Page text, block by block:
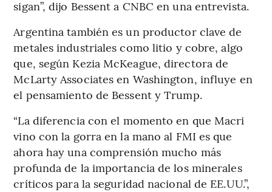
sigan”, dijo Bessent a CNBC en una entrevista.
Argentina también es un productor clave de
metales industriales como litio y cobre, algo
que, según Kezia McKeague, directora de
McLarty Associates en Washington, influye en
el pensamiento de Bessent y Trump.
“La diferencia con el momento en que Macri
vino con la gorra en la mano al FMI es que
ahora hay una comprensión mucho más
profunda de la importancia de los minerales
críticos para la seguridad nacional de EE.UU.”,